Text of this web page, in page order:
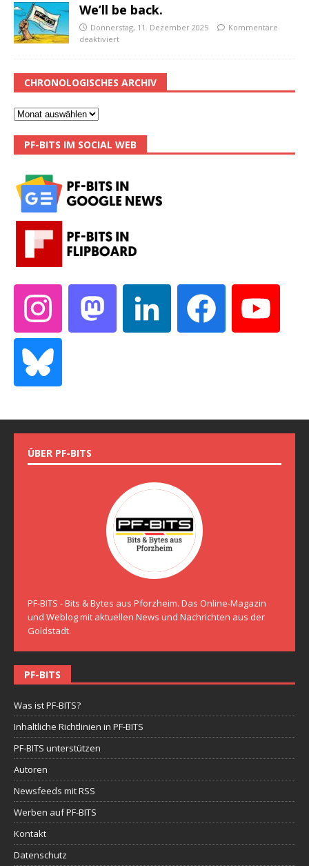
We’ll be back.
Donnerstag, 11. Dezember 2025
Kommentare
deaktiviert
CHRONOLOGISCHES ARCHIV
PF-BITS IM SOCIAL WEB
ÜBER PF-BITS
PF-BITS - Bits & Bytes aus Pforzheim. Das Online-Magazin
und Weblog mit aktuellen News und Nachrichten aus der
Goldstadt.
PF-BITS
Was ist PF-BITS?
Inhaltliche Richtlinien in PF-BITS
PF-BITS unterstützen
Autoren
Newsfeeds mit RSS
Werben auf PF-BITS
Kontakt
Datenschutz